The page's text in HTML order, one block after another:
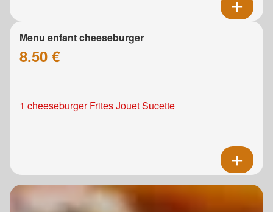
Menu enfant cheeseburger
8.50 €
1 cheeseburger Frites Jouet Sucette